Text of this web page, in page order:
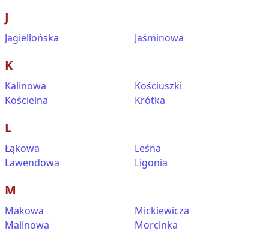
J
Jagiellońska Jaśminowa
K
Kalinowa
Kościelna
Kościuszki
Krótka
L
Łąkowa
Lawendowa
Leśna
Ligonia
M
Makowa
Malinowa
Mickiewicza
Morcinka